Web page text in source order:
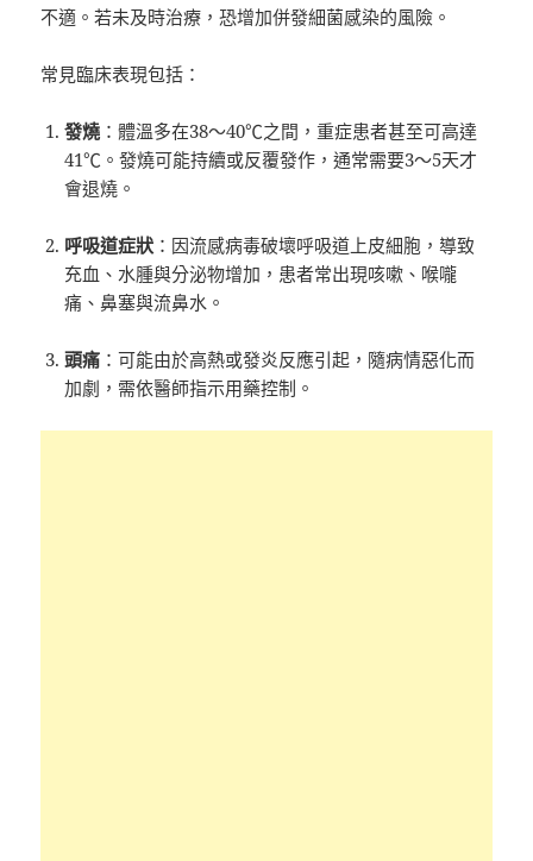
不適。若未及時治療，恐增加併發細菌感染的風險。
常見臨床表現包括：
發燒 ：體溫多在38～40℃之間，重症患者甚至可高達
41℃。發燒可能持續或反覆發作，通常需要3～5天才
會退燒。
呼吸道症狀 ：因流感病毒破壞呼吸道上皮細胞，導致
充血、水腫與分泌物增加，患者常出現咳嗽、喉嚨
痛、鼻塞與流鼻水。
頭痛 ：可能由於高熱或發炎反應引起，隨病情惡化而
加劇，需依醫師指示用藥控制。